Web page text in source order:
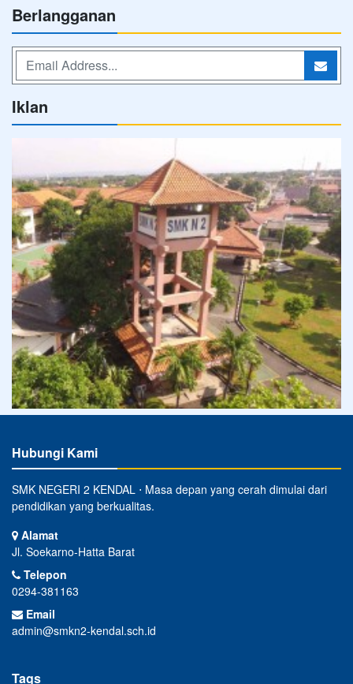
Berlangganan
Iklan
Hubungi Kami
SMK NEGERI 2 KENDAL ⋅ Masa depan yang cerah dimulai dari
pendidikan yang berkualitas.
Alamat
Jl. Soekarno-Hatta Barat
Telepon
0294-381163
Email
admin@smkn2-kendal.sch.id
Tags